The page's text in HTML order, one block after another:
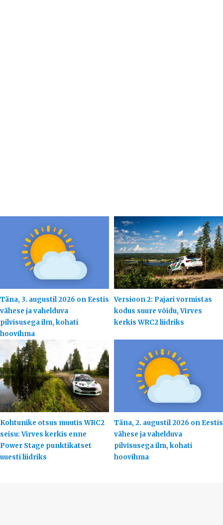
Täna, 3. augustil 2026 on Eestis
vähese ja vahelduva
pilvisusega ilm, kohati
hoovihma
Versioon 2: Pajari vormistas
kodus suure võidu, Virves
kerkis WRC2 liidriks
Kohtunike otsus muutis WRC2
seisu: Virves kerkis enne
Power Stage punktikatset
uuesti liidriks
Täna, 2. augustil 2026 on Eestis
vähese ja vahelduva
pilvisusega ilm, kohati
hoovihma